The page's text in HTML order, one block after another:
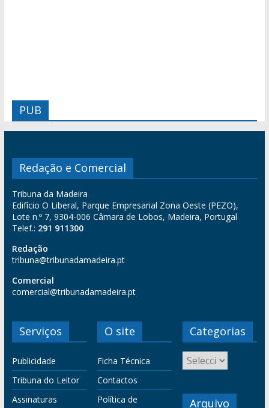
PUB
Redação e Comercial
Tribuna da Madeira
Edifício O Liberal, Parque Empresarial Zona Oeste (PEZO),
Lote n.º 7, 9304-006 Câmara de Lobos, Madeira, Portugal
Telef.: 291 911300
Redação
tribuna@tribunadamadeira.pt
Comercial
comercial@tribunadamadeira.pt
Serviços
Publicidade
Tribuna do Leitor
Assinaturas
O site
Ficha Técnica
Contactos
Política de
Categorias
Arquivo